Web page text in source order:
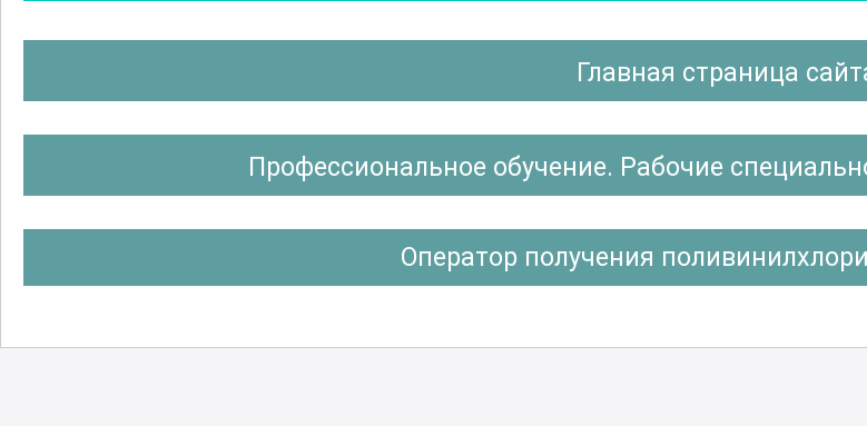
Главная страница
Профессиональное обучение. Рабочие
Оператор получения